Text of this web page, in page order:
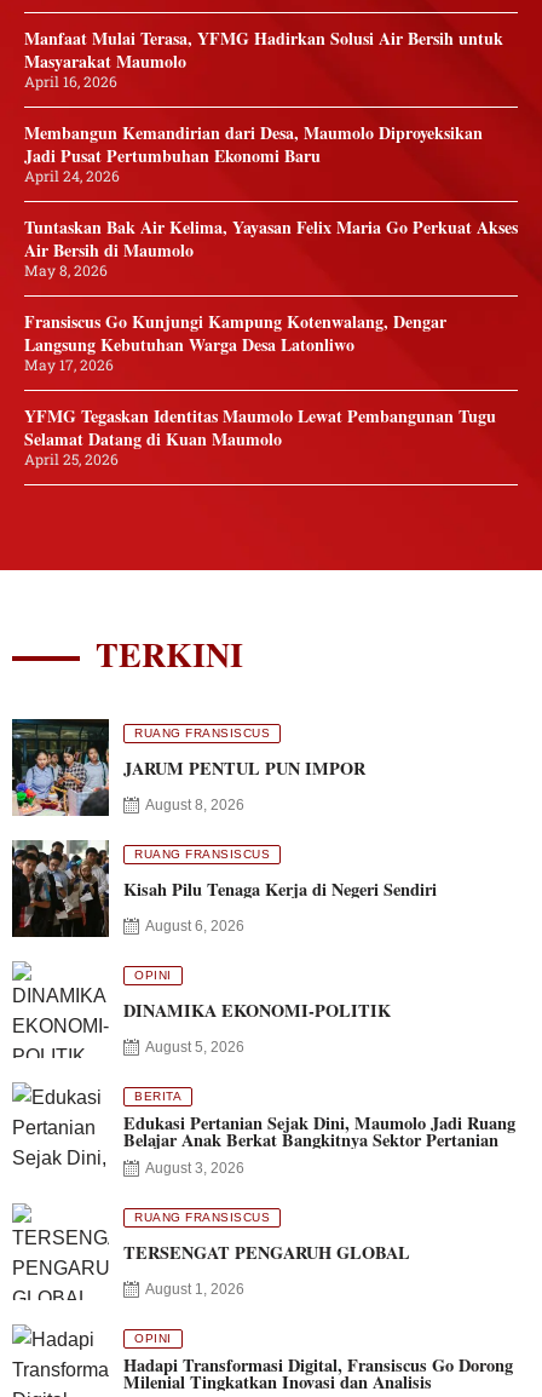
Manfaat Mulai Terasa, YFMG Hadirkan Solusi Air Bersih untuk
Masyarakat Maumolo
April 16, 2026
Membangun Kemandirian dari Desa, Maumolo Diproyeksikan
Jadi Pusat Pertumbuhan Ekonomi Baru
April 24, 2026
Tuntaskan Bak Air Kelima, Yayasan Felix Maria Go Perkuat Akses
Air Bersih di Maumolo
May 8, 2026
Fransiscus Go Kunjungi Kampung Kotenwalang, Dengar
Langsung Kebutuhan Warga Desa Latonliwo
May 17, 2026
YFMG Tegaskan Identitas Maumolo Lewat Pembangunan Tugu
Selamat Datang di Kuan Maumolo
April 25, 2026
TERKINI
RUANG FRANSISCUS
JARUM PENTUL PUN IMPOR
August 8, 2026
RUANG FRANSISCUS
Kisah Pilu Tenaga Kerja di Negeri Sendiri
August 6, 2026
OPINI
DINAMIKA EKONOMI-POLITIK
August 5, 2026
BERITA
Edukasi Pertanian Sejak Dini, Maumolo Jadi Ruang
Belajar Anak Berkat Bangkitnya Sektor Pertanian
August 3, 2026
RUANG FRANSISCUS
TERSENGAT PENGARUH GLOBAL
August 1, 2026
OPINI
Hadapi Transformasi Digital, Fransiscus Go Dorong
Milenial Tingkatkan Inovasi dan Analisis